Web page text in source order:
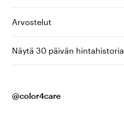
Arvostelut
Näytä 30 päivän hintahistoria
@color4care